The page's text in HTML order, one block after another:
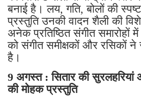
बनाई है। लय, गति, बोलों की
प्रस्तुति उनकी वादन शैली की
अनेक प्रतिष्ठित संगीत
को संगीत समीक्षकों और रसिकों
है।
9 अगस्त : सितार की सुरलहरियां
की मोहक प्रस्तुति